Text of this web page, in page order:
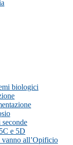
biologici
e 5D
vanno all’Opificio